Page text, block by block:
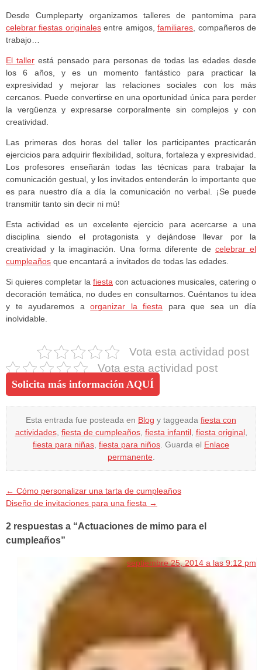
Desde Cumpleparty organizamos talleres de pantomima para
celebrar fiestas originalesentre amigos,familiares , compañeros de
trabajo…
El taller está pensado para personas de todas las edades desde
los 6 años, y es un momento fantástico para practicar la
expresividad y mejorar las relaciones sociales con los más
cercanos. Puede convertirse en una oportunidad única para perder
la vergüenza y expresarse corporalmente sin complejos y con
creatividad.
Las primeras dos horas del taller los participantes practicarán
ejercicios para adquirir flexibilidad, soltura, fortaleza y expresividad.
Los profesores enseñarán todas las técnicas para trabajar la
comunicación gestual, y los invitados entenderán lo importante que
es para nuestro día a día la comunicación no verbal. ¡Se puede
transmitir tanto sin decir ni mú!
Esta actividad es un excelente ejercicio para acercarse a una
disciplina siendo el protagonista y dejándose llevar por la
creatividad y la imaginación. Una forma diferente de celebrar el
cumpleaños que encantará a invitados de todas las edades.
Si quieres completar la fiesta con actuaciones musicales, catering o
decoración temática, no dudes en consultarnos. Cuéntanos tu idea
y te ayudaremos aorganizar la fiesta para que sea un día
inolvidable.
Vota esta actividad post
Vota esta actividad post
Solicita más información AQUÍ
Esta entrada fue posteada en Blog y taggeada fiesta con
actividades, fiesta de cumpleaños, fiesta infantil, fiesta original,
fiesta para niñas fiesta para niños . Guarda el Enlace
permanente.
← Cómo personalizar una tarta de cumpleaños
Diseño de invitaciones para una fiesta →
2 respuestas a “Actuaciones de mimo para el
cumpleaños”
septiembre 25, 2014 a las 9:12 pm